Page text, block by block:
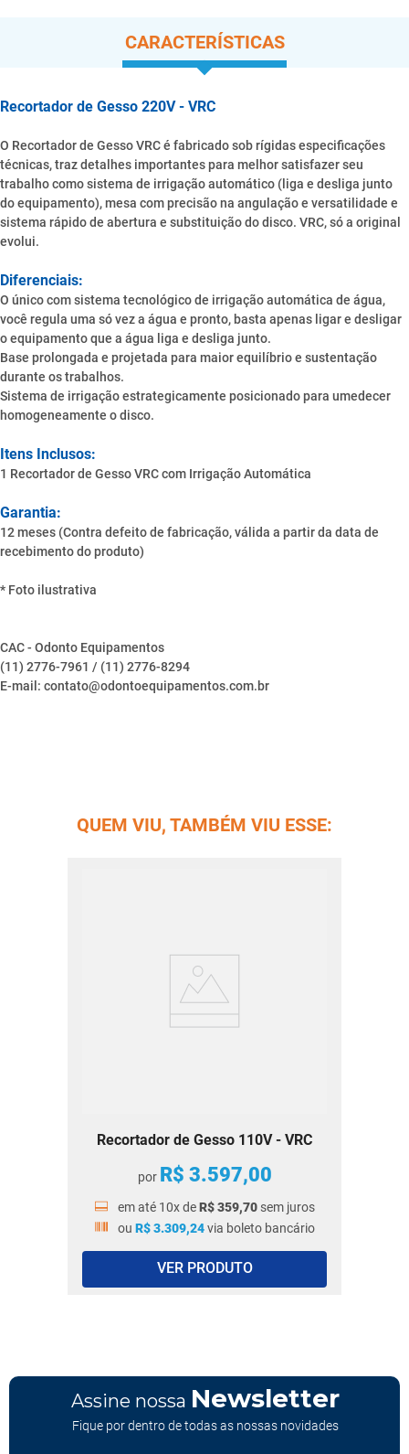
CARACTERÍSTICAS
Recortador de Gesso 220V - VRC
O Recortador de Gesso VRC é fabricado sob rígidas especificações
técnicas, traz detalhes importantes para melhor satisfazer seu
trabalho como sistema de irrigação automático (liga e desliga junto
do equipamento), mesa com precisão na angulação e versatilidade e
sistema rápido de abertura e substituição do disco. VRC, só a original
evolui.
Diferenciais:
O único com sistema tecnológico de irrigação automática de água,
você regula uma só vez a água e pronto, basta apenas ligar e desligar
o equipamento que a água liga e desliga junto.
Base prolongada e projetada para maior equilíbrio e sustentação
durante os trabalhos.
Sistema de irrigação estrategicamente posicionado para umedecer
homogeneamente o disco.
Itens Inclusos:
1 Recortador de Gesso VRC com Irrigação Automática
Garantia:
12 meses (Contra defeito de fabricação, válida a partir da data de
recebimento do produto)
* Foto ilustrativa
CAC - Odonto Equipamentos
(11) 2776-7961 / (11) 2776-8294
E-mail: contato@odontoequipamentos.com.br
QUEM VIU, TAMBÉM VIU ESSE:
Recortador de Gesso 110V - VRC
por R$ 3.597,00
em até 10x deR$359,70 sem juros
ou R$3.309,24via boleto bancário
VER PRODUTO
Assine nossa Newsletter
Fique por dentro de todas as nossas novidades